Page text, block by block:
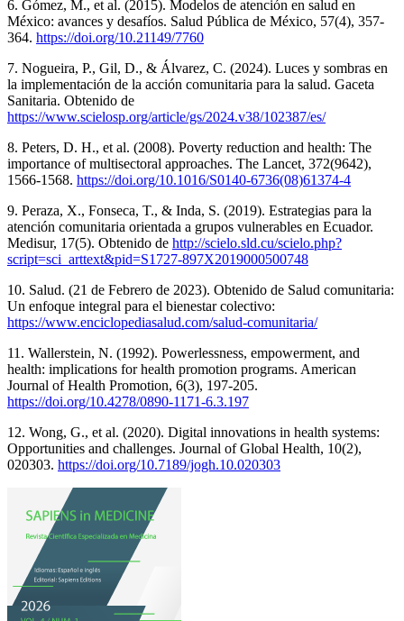
6. Gómez, M., et al. (2015). Modelos de atención en salud en
México: avances y desafíos. Salud Pública de México, 57(4), 357-
364. https://doi.org/10.21149/7760
7. Nogueira, P., Gil, D., & Álvarez, C. (2024). Luces y sombras en
la implementación de la acción comunitaria para la salud. Gaceta
Sanitaria. Obtenido de
https://www.scielosp.org/article/gs/2024.v38/102387/es/
8. Peters, D. H., et al. (2008). Poverty reduction and health: The
importance of multisectoral approaches. The Lancet, 372(9642),
1566-1568. https://doi.org/10.1016/S0140-6736(08)61374-4
9. Peraza, X., Fonseca, T., & Inda, S. (2019). Estrategias para la
atención comunitaria orientada a grupos vulnerables en Ecuador.
Medisur, 17(5). Obtenido de http://scielo.sld.cu/scielo.php?
script=sci_arttext&pid=S1727-897X2019000500748
10. Salud. (21 de Febrero de 2023). Obtenido de Salud comunitaria:
Un enfoque integral para el bienestar colectivo:
https://www.enciclopediasalud.com/salud-comunitaria/
11. Wallerstein, N. (1992). Powerlessness, empowerment, and
health: implications for health promotion programs. American
Journal of Health Promotion, 6(3), 197-205.
https://doi.org/10.4278/0890-1171-6.3.197
12. Wong, G., et al. (2020). Digital innovations in health systems:
Opportunities and challenges. Journal of Global Health, 10(2),
020303. https://doi.org/10.7189/jogh.10.020303